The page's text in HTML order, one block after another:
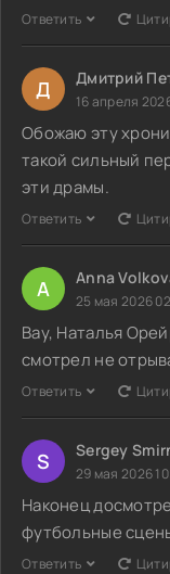
Ответить
Д Дмитрий
16 апреля
Обожаю эту
такой сильный
эти драмы.
Ответить
A Anna
25 мая 2026
Вау, Наталья
смотрел не
Ответить
S Sergey
29 мая 2026
Наконец
футбольные
Ответить